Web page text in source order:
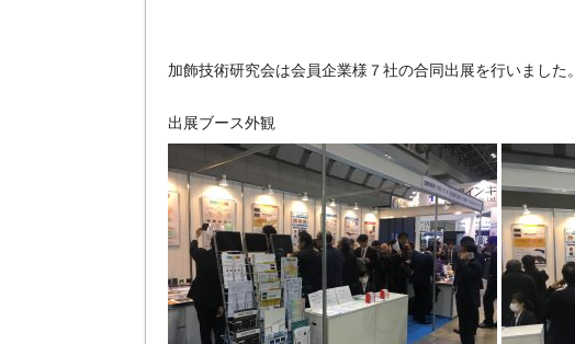
加飾技術研究会は会員企業様７社の合同出展を行いました。
出展ブース外観